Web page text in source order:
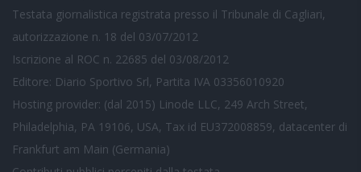
Testata giornalistica registrata presso il Tribunale di Cagliari,
autorizzazione n. 18 del 03/07/2012
Iscrizione al ROC n. 22685 del 03/08/2012
Editore: Diario Sportivo Srl, Partita IVA 03356010920
Hosting provider: (dal 2015) Linode LLC, 249 Arch Street,
Philadelphia, PA 19106, USA, Tax id EU372008859, datacenter di
Frankfurt am Main (Germania)